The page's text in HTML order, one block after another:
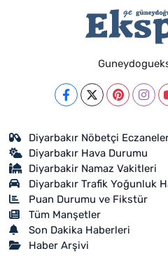
Diyarbakır Nöbetçi
Diyarbakır Hava Durumu
Diyarbakir Namaz Vakitleri
Diyarbakır Trafik Yoğunluk
Puan Durumu ve Fikstür
Tüm Manşetler
Son Dakika Haberleri
Haber Arşivi